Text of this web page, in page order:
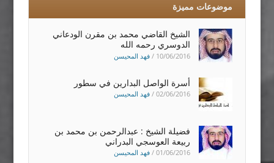
موضوعات مميزة
الشيخ القاضي محمد بن مقرن الودعاني
الدوسري رحمه الله
10/06/2016
/ فهد المحيسن
أسرة الواصل البدارين في سطور
02/06/2016
/ فهد المحيسن
فضيلة الشيخ : عبدالرحمن بن محمد بن
ربيعة العوسجي البدراني
01/06/2016
/ فهد المحيسن